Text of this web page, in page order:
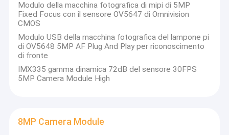
Modulo della macchina fotografica di mipi di 5MP
Fixed Focus con il sensore OV5647 di Omnivision
CMOS
Modulo USB della macchina fotografica del lampone pi
di OV5648 5MP AF Plug And Play per riconoscimento
di fronte
IMX335 gamma dinamica 72dB del sensore 30FPS
5MP Camera Module High
8MP Camera Module